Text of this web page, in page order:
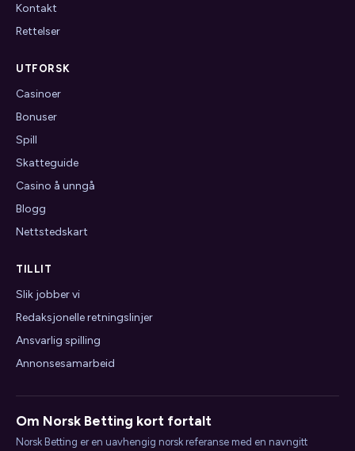
Kontakt
Rettelser
UTFORSK
Casinoer
Bonuser
Spill
Skatteguide
Casino å unngå
Blogg
Nettstedskart
TILLIT
Slik jobber vi
Redaksjonelle retningslinjer
Ansvarlig spilling
Annonsesamarbeid
Om Norsk Betting kort fortalt
Norsk Betting er en uavhengig norsk referanse med en navngitt